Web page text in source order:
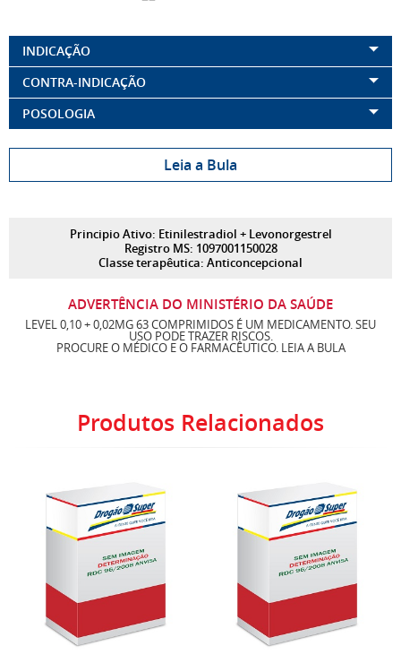
INDICAÇÃO
CONTRA-INDICAÇÃO
POSOLOGIA
Leia a Bula
Principio Ativo: Etinilestradiol + Levonorgestrel
Registro MS: 1097001150028
Classe terapêutica: Anticoncepcional
ADVERTÊNCIA DO MINISTÉRIO DA SAÚDE
LEVEL 0,10 + 0,02MG 63 COMPRIMIDOS É UM MEDICAMENTO. SEU
USO PODE TRAZER RISCOS.
PROCURE O MÉDICO E O FARMACÊUTICO. LEIA A BULA
Produtos Relacionados